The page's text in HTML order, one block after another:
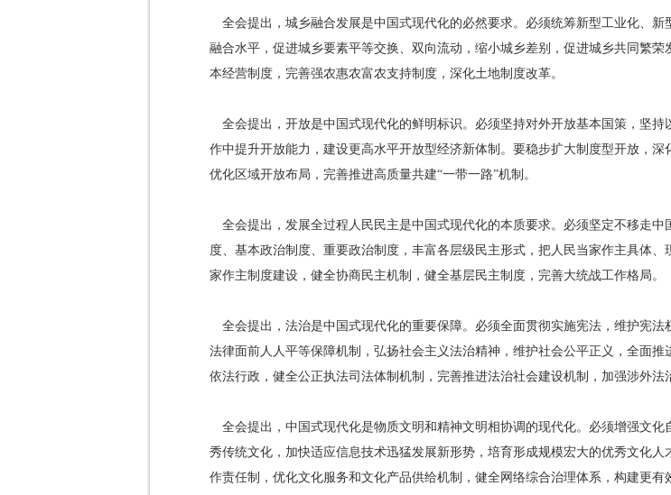
全会提出，城乡融合发展是中国式现代化的必然要求。必须统筹新型工业化、
融合水平，促进城乡要素平等交换、双向流动，缩小城乡差别，促进城乡共同繁
本经营制度，完善强农惠农富农支持制度，深化土地制度改革。
全会提出，开放是中国式现代化的鲜明标识。必须坚持对外开放基本国策，坚
作中提升开放能力，建设更高水平开放型经济新体制。要稳步扩大制度型开放，
优化区域开放布局，完善推进高质量共建“一带一路”机制。
全会提出，发展全过程人民民主是中国式现代化的本质要求。必须坚定不移走
度、基本政治制度、重要政治制度，丰富各层级民主形式，把人民当家作主具体
家作主制度建设，健全协商民主机制，健全基层民主制度，完善大统战工作格局。
全会提出，法治是中国式现代化的重要保障。必须全面贯彻实施宪法，维护宪
法律面前人人平等保障机制，弘扬社会主义法治精神，维护社会公平正义，全面
依法行政，健全公正执法司法体制机制，完善推进法治社会建设机制，加强涉外法
全会提出，中国式现代化是物质文明和精神文明相协调的现代化。必须增强文
秀传统文化，加快适应信息技术迅猛发展新形势，培育形成规模宏大的优秀文化
作责任制，优化文化服务和文化产品供给机制，健全网络综合治理体系，构建更有